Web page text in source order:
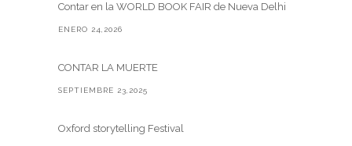
Contar en la WORLD BOOK FAIR de Nueva Delhi
ENERO 24,2026
CONTAR LA MUERTE
SEPTIEMBRE 23,2025
Oxford storytelling Festival